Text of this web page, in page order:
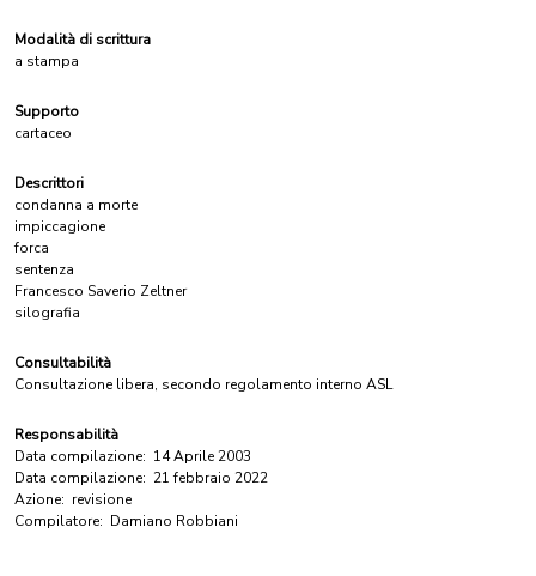
Modalità di scrittura
a stampa
Supporto
cartaceo
Descrittori
condanna a morte
impiccagione
forca
sentenza
Francesco Saverio Zeltner
silografia
Consultabilità
Consultazione libera, secondo regolamento interno ASL
Responsabilità
Data compilazione: 14 Aprile 2003
Data compilazione: 21 febbraio 2022
Azione: revisione
Compilatore: Damiano Robbiani